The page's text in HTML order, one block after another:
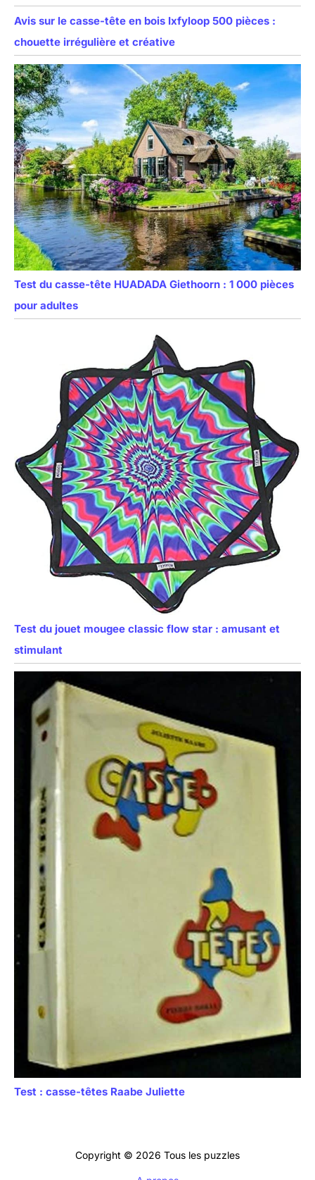
Avis sur le casse-tête en bois Ixfyloop 500 pièces :
chouette irrégulière et créative
Test du casse-tête HUADADA Giethoorn : 1 000 pièces
pour adultes
Test du jouet mougee classic flow star : amusant et
stimulant
Test : casse-têtes Raabe Juliette
Copyright © 2026 Tous les puzzles